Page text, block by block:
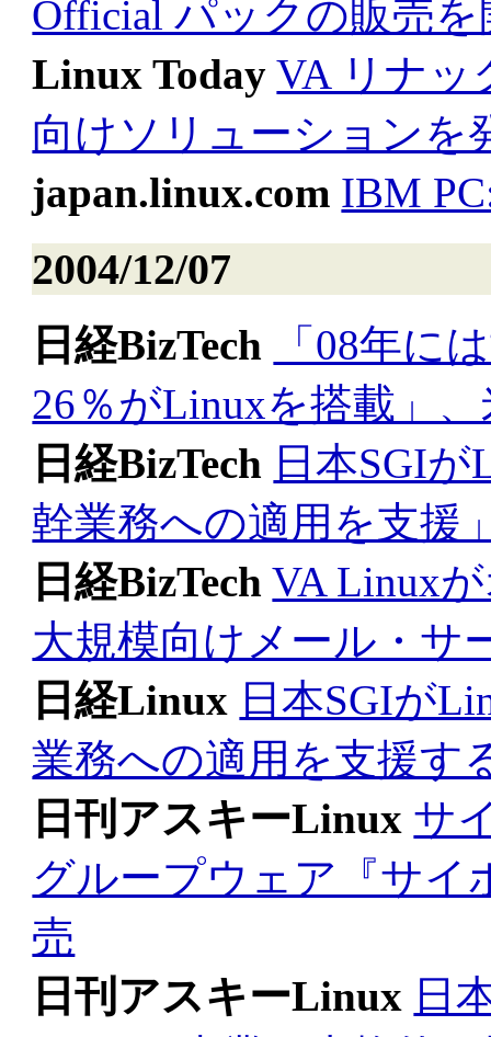
Official パックの販売を
Linux Today VA リナッ
向けソリューションを
japan.linux.com IBM
2004/12/07
日経BizTech
「08年に
26％がLinuxを搭載」
日経BizTech 日本SGI
幹業務への適用を支援
日経BizTech VA Linux
大規模向けメール・サ
日経Linux 日本SGIが
業務への適用を支援す
日刊アスキーLinux サ
グループウェア『サイ
売
日刊アスキーLinux 日